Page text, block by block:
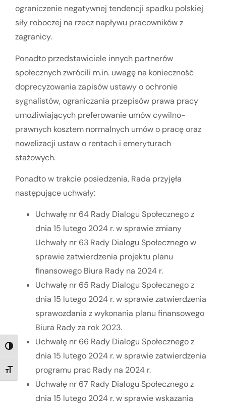
TOGGLE HIGH CONTRAST
TOGGLE FONT SIZE
ograniczenie negatywnej tendencji spadku polskiej
siły roboczej na rzecz napływu pracowników z
zagranicy.
Ponadto przedstawiciele innych partnerów
społecznych zwrócili m.in. uwagę na konieczność
doprecyzowania zapisów ustawy o ochronie
sygnalistów, ograniczania przepisów prawa pracy
umożliwiających preferowanie umów cywilno-
prawnych kosztem normalnych umów o pracę oraz
nowelizacji ustaw o rentach i emeryturach
stażowych.
Ponadto w trakcie posiedzenia, Rada przyjęła
następujące uchwały:
Uchwałę nr 64 Rady Dialogu Społecznego z
dnia 15 lutego 2024 r. w sprawie zmiany
Uchwały nr 63 Rady Dialogu Społecznego w
sprawie zatwierdzenia projektu planu
finansowego Biura Rady na 2024 r.
Uchwałę nr 65 Rady Dialogu Społecznego z
dnia 15 lutego 2024 r. w sprawie zatwierdzenia
sprawozdania z wykonania planu finansowego
Biura Rady za rok 2023.
Uchwałę nr 66 Rady Dialogu Społecznego z
dnia 15 lutego 2024 r.w sprawie zatwierdzenia
programu prac Rady na 2024 r.
Uchwałę nr 67 Rady Dialogu Społecznego z
dnia 15 lutego 2024 r. w sprawie wskazania